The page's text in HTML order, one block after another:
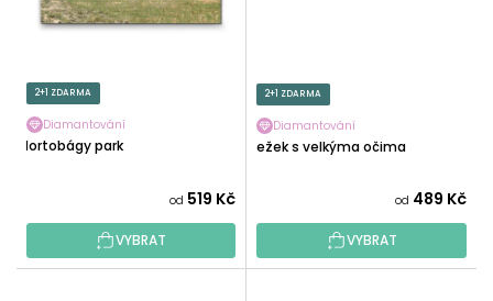
2+1 ZDARMA
Diamantování
Hortobágy park
od 519 Kč
VYBRAT
2+1 ZDARMA
Diamantování
Ježek s velkýma očima
od 489 Kč
VYBRAT